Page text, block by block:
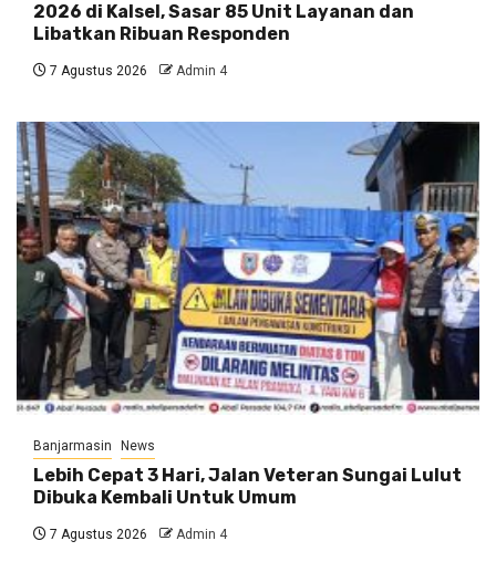
2026 di Kalsel, Sasar 85 Unit Layanan dan
Libatkan Ribuan Responden
7 Agustus 2026 Admin 4
Banjarmasin News
Lebih Cepat 3 Hari, Jalan Veteran Sungai Lulut
Dibuka Kembali Untuk Umum
7 Agustus 2026 Admin 4